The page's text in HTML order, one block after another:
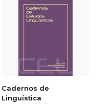
Cadernos de
Linguística